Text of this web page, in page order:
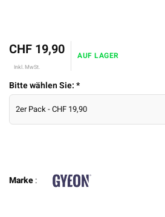
CHF 19,90
Inkl. MwSt.
AUF LAGER
Bitte wählen Sie:*
Marke: